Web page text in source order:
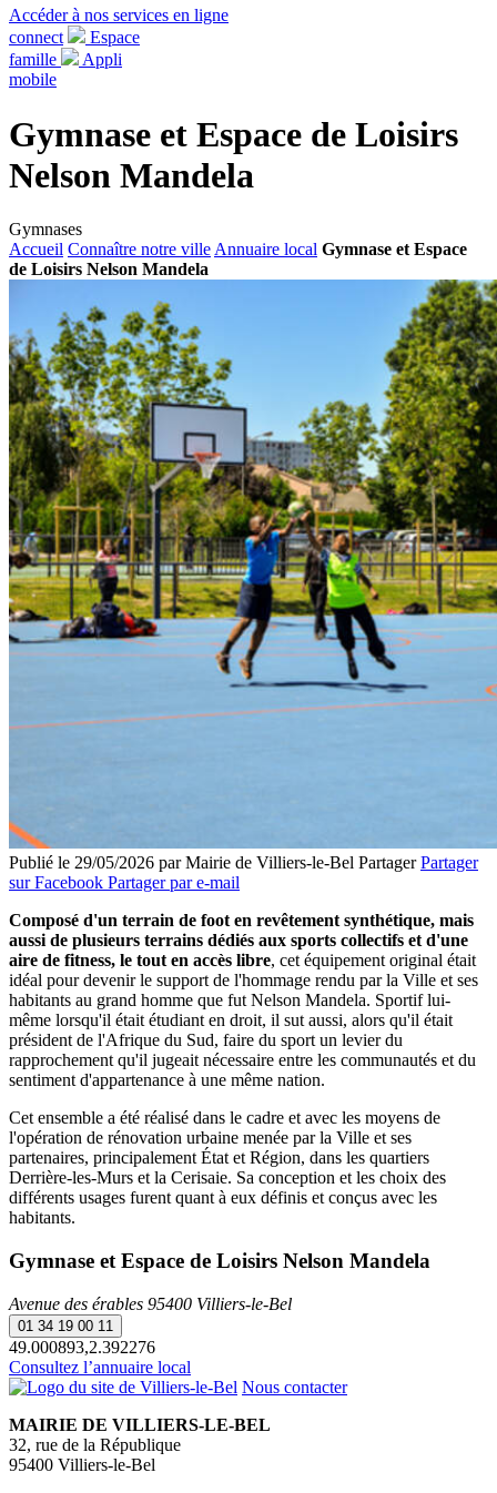
Accéder à nos services en ligne
connect
Espace
famille
Appli
mobile
Gymnase et Espace de Loisirs
Nelson Mandela
Gymnases
Accueil Connaître notre ville Annuaire local Gymnase et Espace
de Loisirs Nelson Mandela
Publié le 29/05/2026 par Mairie de Villiers-le-Bel Partager Partager
sur Facebook Partager par e-mail
Composé d'un terrain de foot en revêtement synthétique, mais
aussi de plusieurs terrains dédiés aux sports collectifs et d'une
aire de fitness, le tout en accès libre, cet équipement original était
idéal pour devenir le support de l'hommage rendu par la Ville et ses
habitants au grand homme que fut Nelson Mandela. Sportif lui-
même lorsqu'il était étudiant en droit, il sut aussi, alors qu'il était
président de l'Afrique du Sud, faire du sport un levier du
rapprochement qu'il jugeait nécessaire entre les communautés et du
sentiment d'appartenance à une même nation.
Cet ensemble a été réalisé dans le cadre et avec les moyens de
l'opération de rénovation urbaine menée par la Ville et ses
partenaires, principalement État et Région, dans les quartiers
Derrière-les-Murs et la Cerisaie. Sa conception et les choix des
différents usages furent quant à eux définis et conçus avec les
habitants.
Gymnase et Espace de Loisirs Nelson Mandela
Avenue des érables 95400 Villiers-le-Bel
01 34 19 00 11
49.000893,2.392276
Consultez l’annuaire local
Nous contacter
MAIRIE DE VILLIERS-LE-BEL
32, rue de la République
95400 Villiers-le-Bel